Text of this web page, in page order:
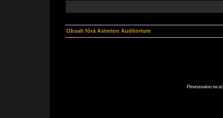
Obsah fóra Asterion Auditorium
Provozováno na